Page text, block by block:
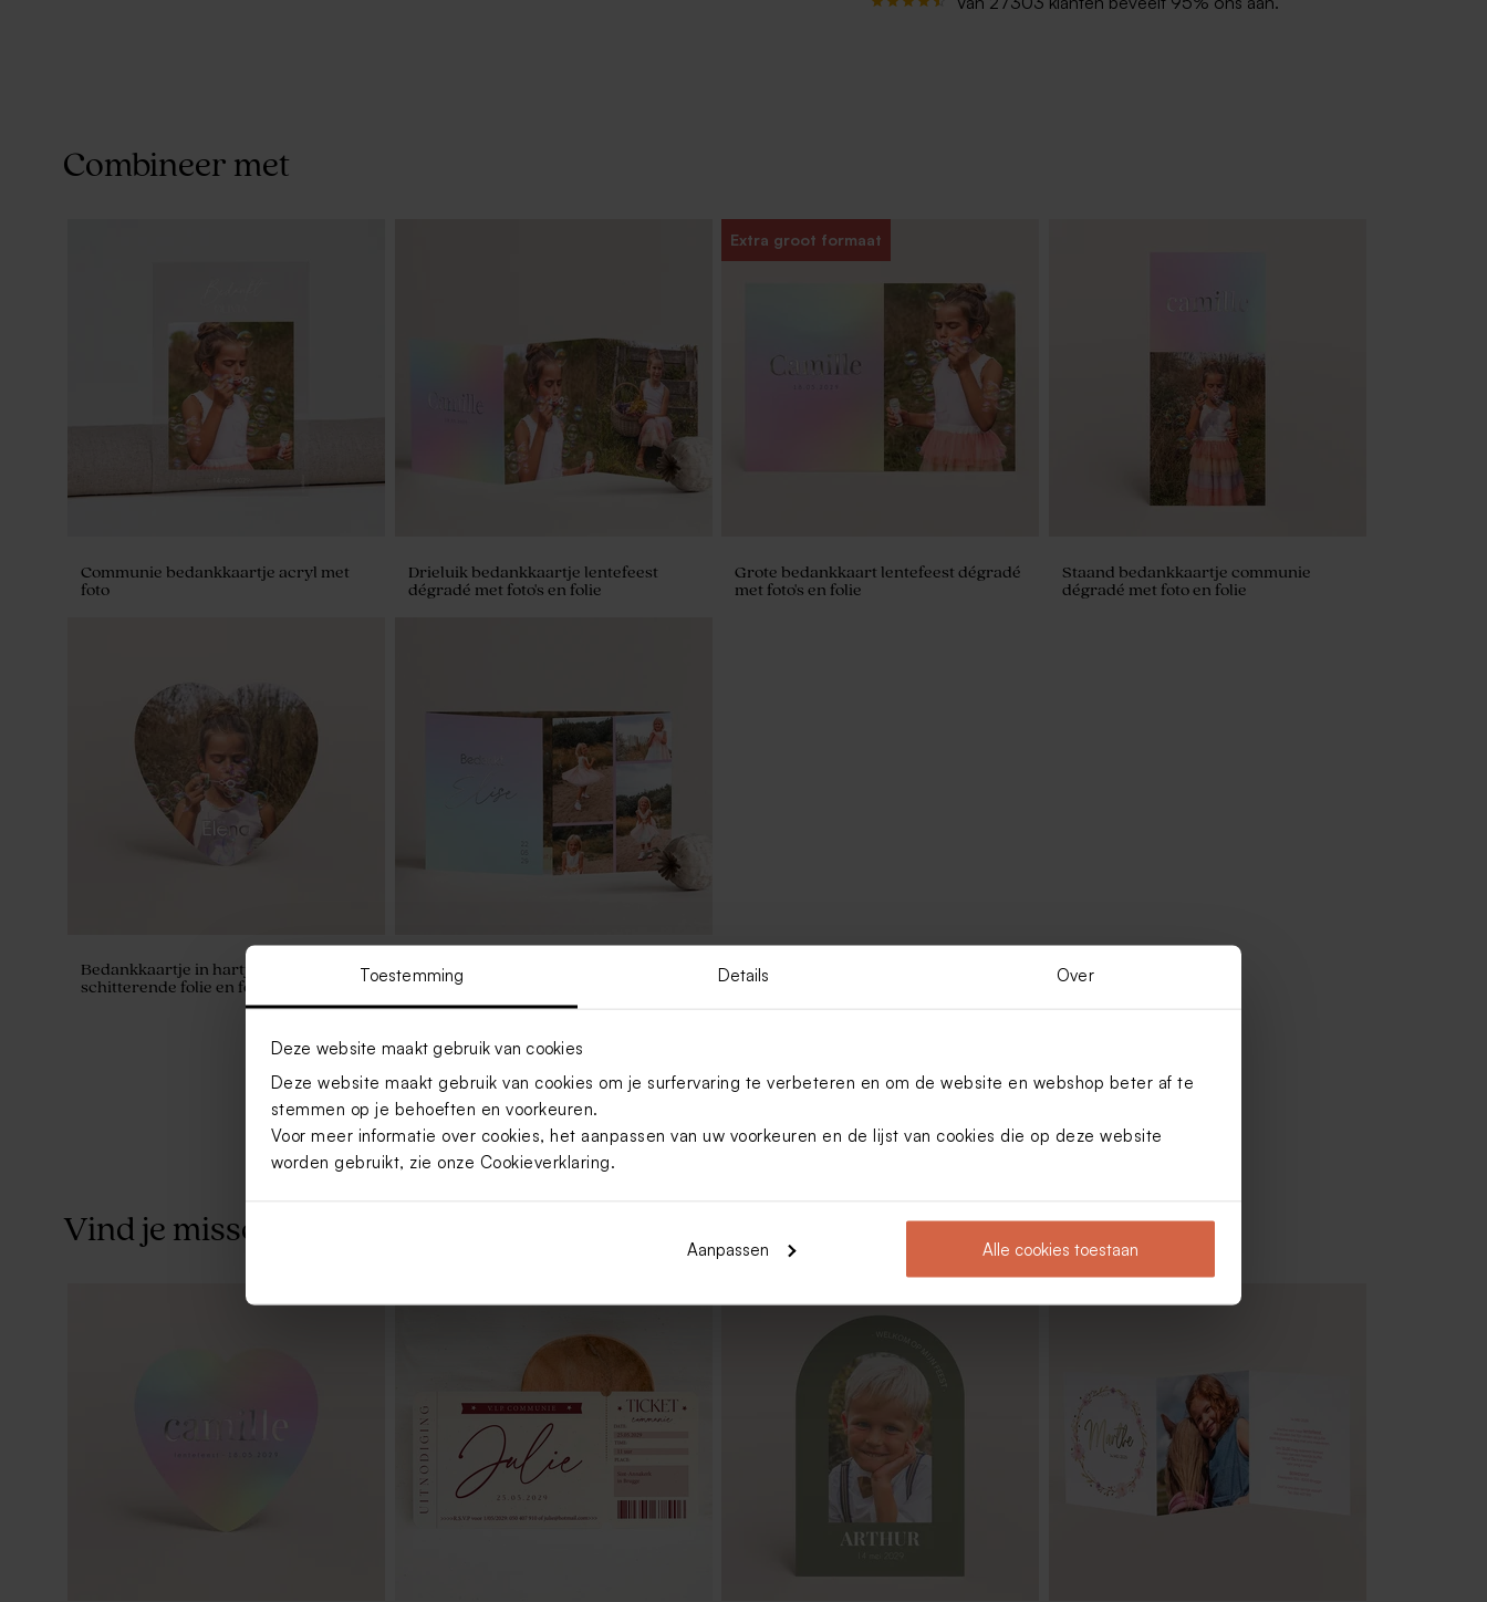
Toestemming Details Over
Deze website maakt gebruik van cookies
Deze website maakt gebruik van cookies om je surfervaring te verbeteren en om de website en webshop beter af te
stemmen op je behoeften en voorkeuren.
Voor meer informatie over cookies, het aanpassen van uw voorkeuren en de lijst van cookies die op deze website
worden gebruikt, zie onze Cookieverklaring.
Aanpassen Alle cookies toestaan
Combineer met
Communie bedankkaartje acryl met
foto
Drieluik bedankkaartje lentefeest
dégradé met foto's en folie
Extra groot formaat
Grote bedankkaart lentefeest dégradé
met foto's en folie
Staand bedankkaartje communie
dégradé met foto en folie
Bedankkaartje in hartjesvorm met
schitterende folie en foto
Dégradé bedankkaartje drieluik met
foto's en holografische zilverfolie
Notablokje met dégradé en
holografische folie
dégradé met foto en folie
Dégradé chipswikkel met naam en foto
Toon meer
Vind je misschien ook leuk